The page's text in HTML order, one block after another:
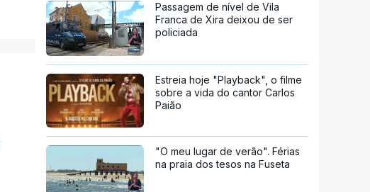
Passagem de nível de Vila
Franca de Xira deixou de ser
policiada
Estreia hoje "Playback", o filme
sobre a vida do cantor Carlos
Paião
"O meu lugar de verão". Férias
na praia dos tesos na Fuseta